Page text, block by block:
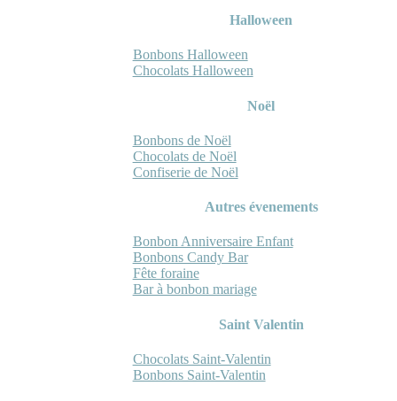
Halloween
Bonbons Halloween
Chocolats Halloween
Noël
Bonbons de Noël
Chocolats de Noël
Confiserie de Noël
Autres évenements
Bonbon Anniversaire Enfant
Bonbons Candy Bar
Fête foraine
Bar à bonbon mariage
Saint Valentin
Chocolats Saint-Valentin
Bonbons Saint-Valentin